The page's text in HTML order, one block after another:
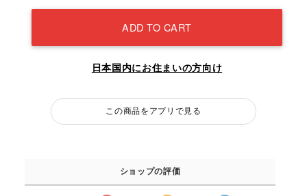
ADD TO CART
日本国内にお住まいの方向け
この商品をアプリで見る
ショップの評価